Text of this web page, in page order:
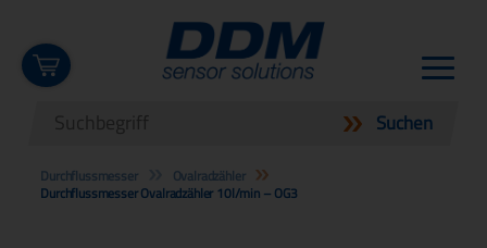
Durchflussmesser Ovalradzähler
Durchflussmesser Ovalradzähler 10l/min – OG3